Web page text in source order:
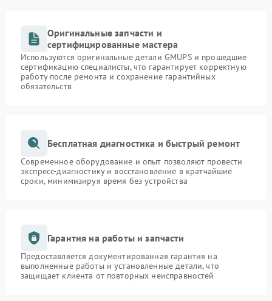
Оригинальные запчасти и
сертифицированные мастера
Используются оригинальные детали GMUPS и прошедшие
сертификацию специалисты, что гарантирует корректную
работу после ремонта и сохранение гарантийных
обязательств
Бесплатная диагностика и быстрый ремонт
Современное оборудование и опыт позволяют провести
экспресс-диагностику и восстановление в кратчайшие
сроки, минимизируя время без устройства
Гарантия на работы и запчасти
Предоставляется документированная гарантия на
выполненные работы и установленные детали, что
защищает клиента от повторных неисправностей